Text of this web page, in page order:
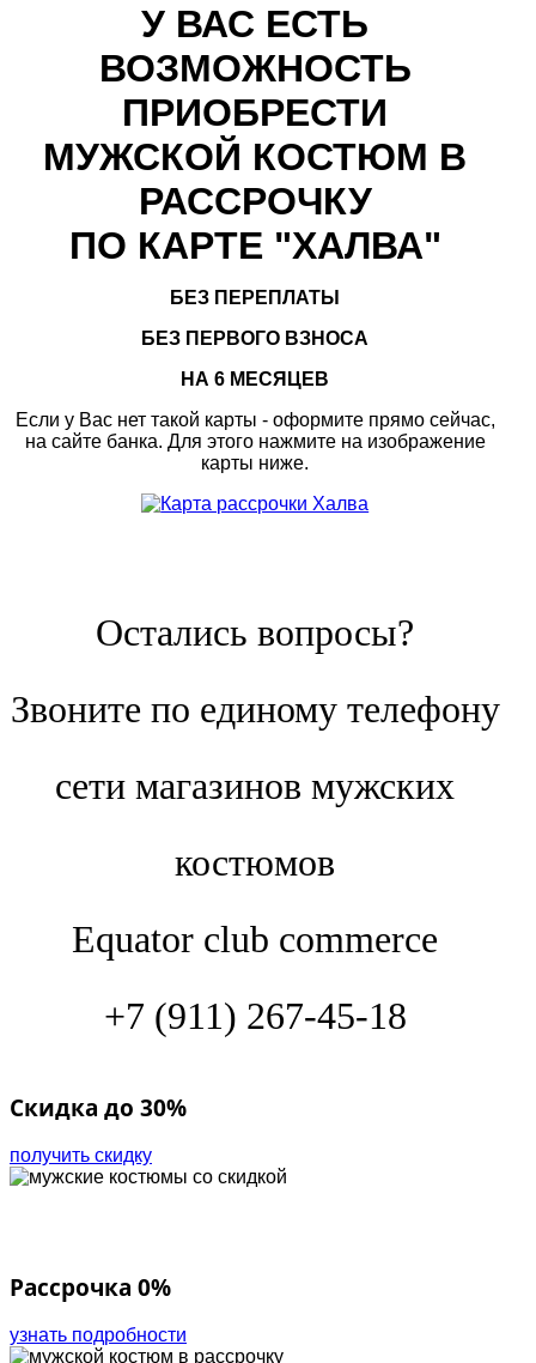
У ВАС ЕСТЬ
ВОЗМОЖНОСТЬ
ПРИОБРЕСТИ
МУЖСКОЙ КОСТЮМ В
РАССРОЧКУ
ПО КАРТЕ "ХАЛВА"
БЕЗ ПЕРЕПЛАТЫ
БЕЗ ПЕРВОГО ВЗНОСА
НА 6 МЕСЯЦЕВ
Если у Вас нет такой карты - оформите прямо сейчас,
на сайте банка. Для этого нажмите на изображение
карты ниже.
Остались вопросы?
Звоните по единому телефону
сети магазинов мужских
костюмов
Equator club commerce
+7 (911) 267-45-18
Скидка до 30%
получить скидку
Рассрочка 0%
узнать подробности